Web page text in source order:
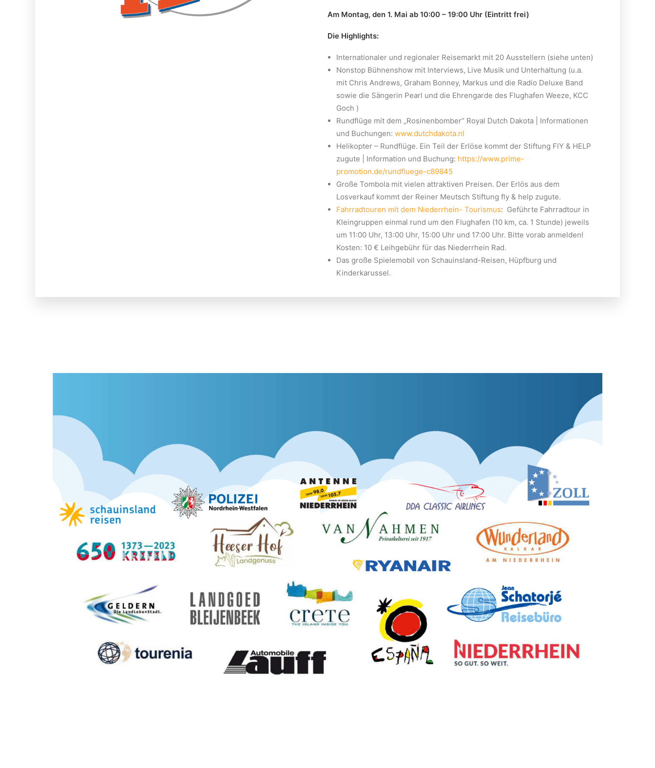
Am Montag, den 1. Mai ab 10:00 – 19:00 Uhr (Eintritt frei)
Die Highlights:
Internationaler und regionaler Reisemarkt mit 20 Ausstellern (siehe unten)
Nonstop Bühnenshow mit Interviews, Live Musik und Unterhaltung (u.a.
mit Chris Andrews, Graham Bonney, Markus und die Radio Deluxe Band
sowie die Sängerin Pearl und die Ehrengarde des Flughafen Weeze, KCC
Goch )
Rundflüge mit dem „Rosinenbomber“ Royal Dutch Dakota | Informationen
und Buchungen: www.dutchdakota.nl
Helikopter – Rundflüge. Ein Teil der Erlöse kommt der Stiftung FlY & HELP
zugute | Information und Buchung: https://www.prime-
promotion.de/rundfluege-c89845
Große Tombola mit vielen attraktiven Preisen. Der Erlös aus dem
Losverkauf kommt der Reiner Meutsch Stiftung fly & help zugute.
Fahrradtouren mit dem Niederrhein- Tourismus: Geführte Fahrradtour in
Kleingruppen einmal rund um den Flughafen (10 km, ca. 1 Stunde) jeweils
um 11:00 Uhr, 13:00 Uhr, 15:00 Uhr und 17:00 Uhr. Bitte vorab anmelden!
Kosten: 10 € Leihgebühr für das Niederrhein Rad.
Das große Spielemobil von Schauinsland-Reisen, Hüpfburg und
Kinderkarussel.